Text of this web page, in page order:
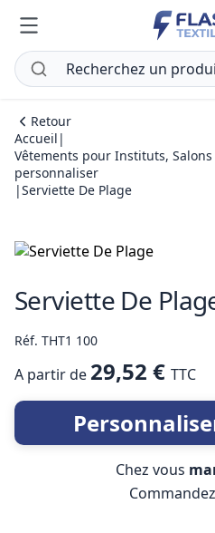
Retour
Accueil |
Vêtements pour Instituts,
personnaliser
|Serviette De Plage
Serviette De
Réf. THT1 100
A partir de 29,52 € TTC
Chez vous